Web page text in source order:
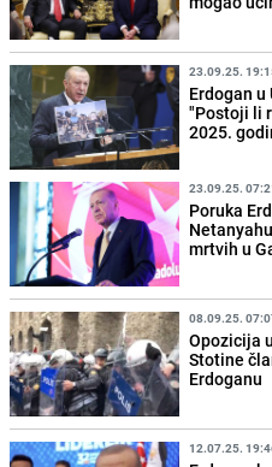
23.09.25.
Erdogan
"Postoji li
2025.
23.09.25.
Poruka
mrtvih u
08.09.25.
Opozicija
Stotine
Erdoganu
12.07.25.